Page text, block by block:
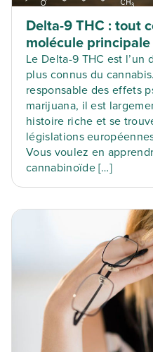
Delta-9 THC : tout
molécule
Le Delta-9 THC est l’un
plus connus du
responsable des effets
marijuana, il est
histoire riche et se
législations
Vous voulez en
cannabinoïde […]